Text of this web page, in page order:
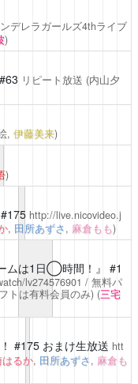
デレラガールズ4thライブ
)
#63 リピート放送 (内山夕
, 伊藤美来)
)
#175 http://live.nicovideo.j
, 田所あずさ, 麻倉もも)
ムは1日◯時間！』
#1
lv274576901 / 無料パ
トは有料会員のみ) (三宅
#175 おまけ生放送 htt
るか, 田所あずさ, 麻倉も